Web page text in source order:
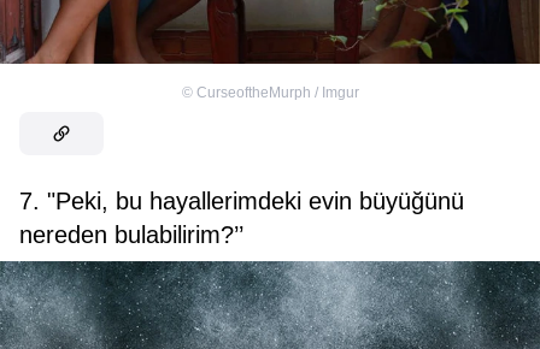
© CurseoftheMurph / Imgur
7. "Peki, bu hayallerimdeki evin büyüğünü
nereden bulabilirim?’’